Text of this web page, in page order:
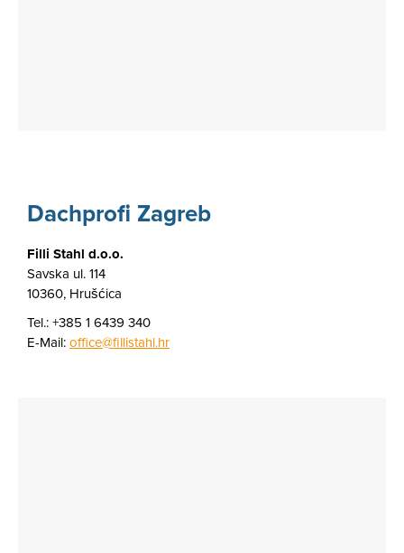
Dachprofi Zagreb
Filli Stahl d.o.o.
Savska ul. 114
10360, Hrušćica
Tel.:+385 1 6439 340
E-Mail:office@fillistahl.hr